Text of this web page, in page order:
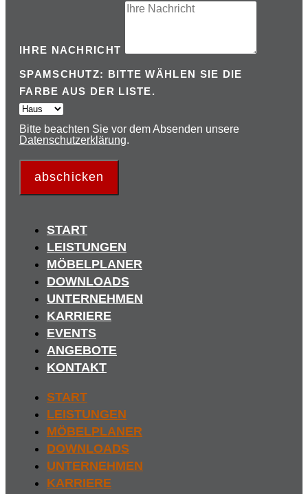
IHRE NACHRICHT
SPAMSCHUTZ: BITTE WÄHLEN SIE DIE
FARBE AUS DER LISTE.
Bitte beachten Sie vor dem Absenden unsere
Datenschutzerklärung.
abschicken
START
LEISTUNGEN
MÖBELPLANER
DOWNLOADS
UNTERNEHMEN
KARRIERE
EVENTS
ANGEBOTE
KONTAKT
START
LEISTUNGEN
MÖBELPLANER
DOWNLOADS
UNTERNEHMEN
KARRIERE